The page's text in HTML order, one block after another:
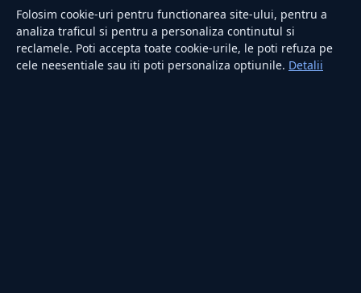
Sănătate
Utile
RUBRICI
Folosim cookie-uri pentru functionarea site-ului, pentru a
analiza traficul si pentru a personaliza continutul si
reclamele. Poti accepta toate cookie-urile, le poti refuza pe
cele neesentiale sau iti poti personaliza optiunile. Detalii